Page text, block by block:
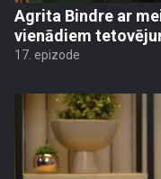
Agrita Bindre ar
vienādiem
17. epizode